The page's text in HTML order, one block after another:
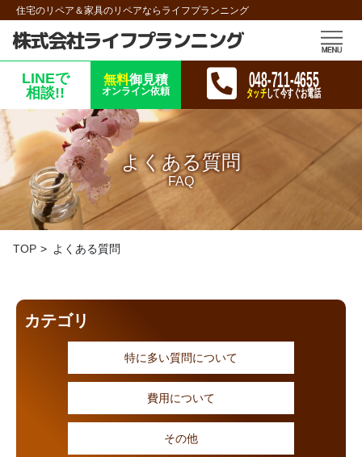
住宅のリペア＆家具のリペアならライフプランニング
株式会社ライフプランニング
048-711-4655
タッチして今すぐお電話
LINEで
相談!!
無料御見積
オンライン依頼
よくある質問
FAQ
TOP よくある質問
カテゴリ
特に多い質問について
費用について
その他